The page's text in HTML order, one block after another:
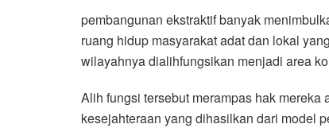
pembangunan ekstraktif banyak
ruang hidup masyarakat adat dan lokal
wilayahnya dialihfungsikan menjadi area
Alih fungsi tersebut merampas hak
kesejahteraan yang dihasilkan dari model